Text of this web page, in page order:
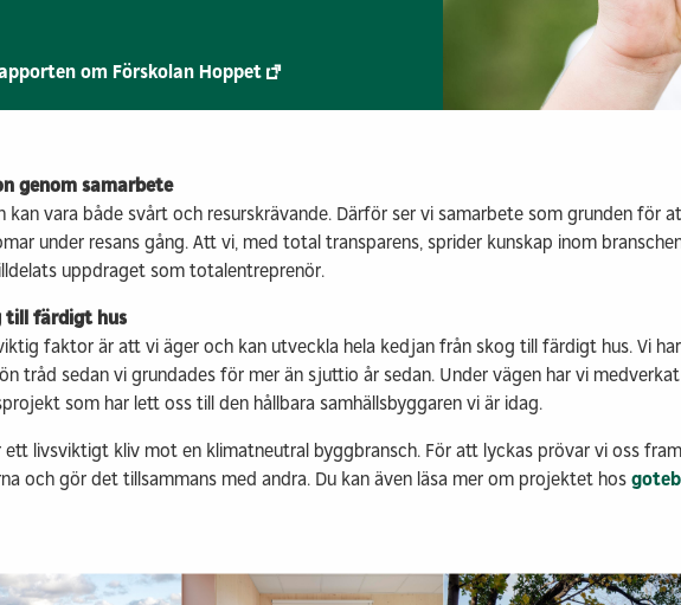
om Förskolan Hoppet
genom samarbete
kan vara både svårt och resurskrävande. Därför ser vi samarbete som grunden för
under resans gång. Att vi, med total transparens, sprider kunskap inom
uppdraget som totalentreprenör.
till färdigt hus
faktor är att vi äger och kan utveckla hela kedjan från skog till färdigt hus. Vi
tråd sedan vi grundades för mer än sjuttio år sedan. Under vägen har vi
som har lett oss till den hållbara samhällsbyggaren vi är idag.
livsviktigt kliv mot en klimatneutral byggbransch. För att lyckas prövar vi oss
och gör det tillsammans med andra. Du kan även läsa mer om projektet hos